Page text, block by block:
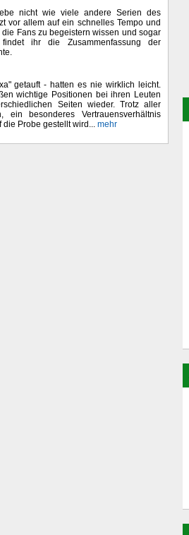
nicht wie viele andere Serien des
vor allem auf ein schnelles Tempo und
Fans zu begeistern wissen und sogar
ihr die Zusammenfassung der
getauft - hatten es nie wirklich leicht.
wichtige Positionen bei ihren Leuten
Seiten wieder. Trotz aller
besonderes Vertrauensverhältnis
Probe gestellt wird... mehr